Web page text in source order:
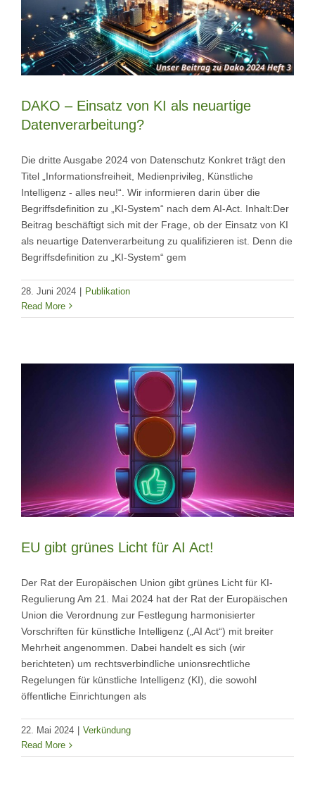
DAKO – Einsatz von KI als neuartige
Datenverarbeitung?
Die dritte Ausgabe 2024 von Datenschutz Konkret trägt den
Titel „Informationsfreiheit, Medienprivileg, Künstliche
Intelligenz - alles neu!“. Wir informieren darin über die
Begriffsdefinition zu „KI-System“ nach dem AI-Act. Inhalt:Der
Beitrag beschäftigt sich mit der Frage, ob der Einsatz von KI
als neuartige Datenverarbeitung zu qualifizieren ist. Denn die
Begriffsdefinition zu „KI-System“ gem
28. Juni 2024 | Publikation
Read More
EU gibt grünes Licht für AI Act!
Der Rat der Europäischen Union gibt grünes Licht für KI-
Regulierung Am 21. Mai 2024 hat der Rat der Europäischen
Union die Verordnung zur Festlegung harmonisierter
Vorschriften für künstliche Intelligenz („AI Act“) mit breiter
Mehrheit angenommen. Dabei handelt es sich (wir
berichteten) um rechtsverbindliche unionsrechtliche
Regelungen für künstliche Intelligenz (KI), die sowohl
öffentliche Einrichtungen als
22. Mai 2024
Verkündung
Read More